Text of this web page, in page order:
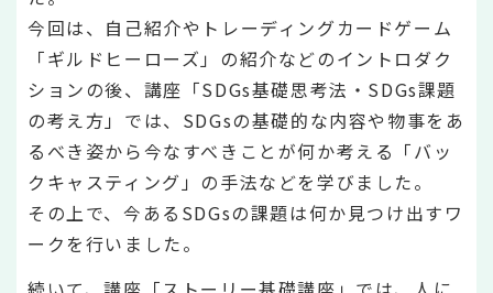
今回は、自己紹介やトレーディングカードゲーム
「ギルドヒーローズ」の紹介などのイントロダク
ションの後、講座「SDGs基礎思考法・SDGs課題
の考え方」では、SDGsの基礎的な内容や物事をあ
るべき姿から今なすべきことが何か考える「バッ
クキャスティング」の手法などを学びました。
その上で、今あるSDGsの課題は何か見つけ出すワ
ークを行いました。